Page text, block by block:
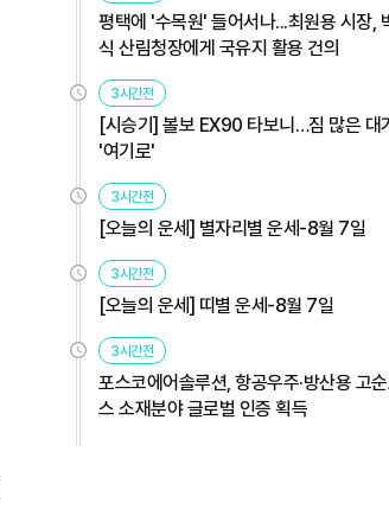
평택에 '수목원' 들어서나...최원용 시장,
식 산림청장에게 국유지 활용 건의
3시간전
[시승기] 볼보 EX90 타보니…짐 많은 대
'여기로'
3시간전
[오늘의 운세] 별자리별 운세-8월 7일
3시간전
[오늘의 운세] 띠별 운세-8월 7일
3시간전
포스코에어솔루션, 항공우주·방산용 고
스 소재분야 글로벌 인증 획득